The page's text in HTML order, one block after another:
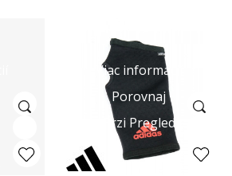
Viac informácií
Porovnaj
Brzi Pregled